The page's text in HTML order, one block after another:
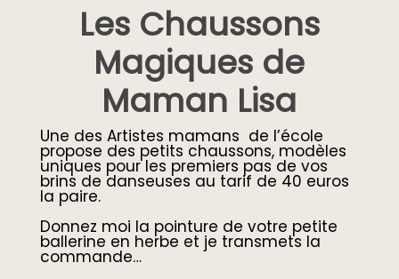
Les Chaussons
Magiques de
Maman Lisa
Une des Artistes mamans de l’école
propose des petits chaussons, modèles
uniques pour les premiers pas de vos
brins de danseuses au tarif de 40 euros
la paire.
Donnez moi la pointure de votre petite
ballerine en herbe et je transmets la
commande…